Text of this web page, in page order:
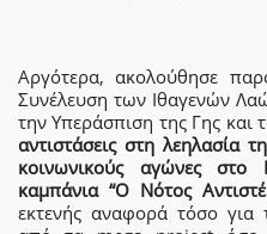
Αργότερα, ακολούθησε
Συνέλευση των Ιθαγενών
την Υπεράσπιση της Γης και
αντιστάσεις στη λεηλασία
κοινωνικούς αγώνες στο
καμπάνια “Ο Νότος
εκτενής αναφορά τόσο